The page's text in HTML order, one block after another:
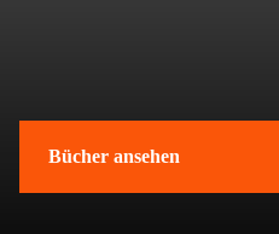
Bücher ansehen